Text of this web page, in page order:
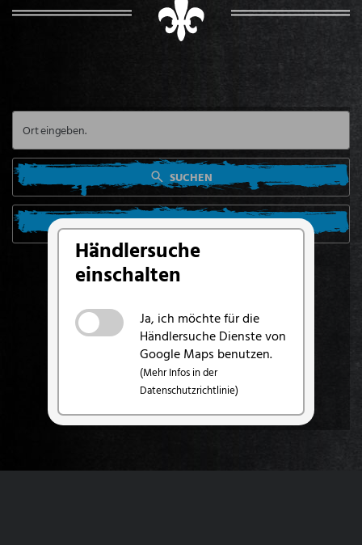
Händlersuche
einschalten
Ja, ich möchte für die
Händlersuche Dienste von
Google Maps benutzen.
(Mehr Infos in der
Datenschutzrichtlinie)
SUCHEN
SUCHE VON MEINEM STANDORT AUS